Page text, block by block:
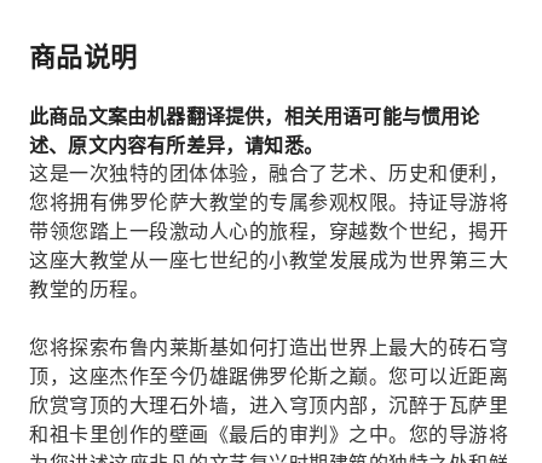
商品说明
此商品文案由机器翻译提供，相关用语可能与惯用论
述、原文内容有所差异，请知悉。
这是一次独特的团体体验，融合了艺术、历史和便利，
您将拥有佛罗伦萨大教堂的专属参观权限。持证导游将
带领您踏上一段激动人心的旅程，穿越数个世纪，揭开
这座大教堂从一座七世纪的小教堂发展成为世界第三大
教堂的历程。
您将探索布鲁内莱斯基如何打造出世界上最大的砖石穹
顶，这座杰作至今仍雄踞佛罗伦斯之巅。您可以近距离
欣赏穹顶的大理石外墙，进入穹顶内部，沉醉于瓦萨里
和祖卡里创作的壁画《最后的审判》之中。您的导游将